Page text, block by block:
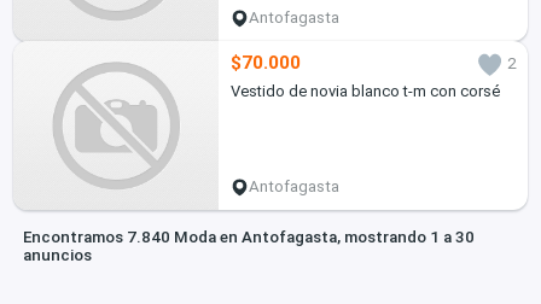
Antofagasta
$70.000
2
Vestido de novia blanco t-m con corsé
Antofagasta
Encontramos 7.840 Moda en Antofagasta, mostrando 1 a 30
anuncios